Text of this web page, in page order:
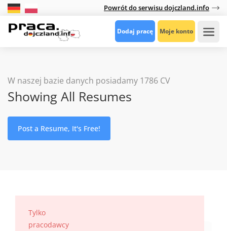
Powrót do serwisu dojczland.info
Dodaj pracę Moje konto
W naszej bazie danych posiadamy 1786 CV
Showing All Resumes
Post a Resume, It's Free!
Tylko
pracodawcy